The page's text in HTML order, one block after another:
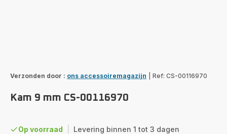
Verzonden door : ons accessoiremagazijn Ref: CS-00116970
Kam 9 mm CS-00116970
Op voorraad Levering binnen 1 tot 3 dagen